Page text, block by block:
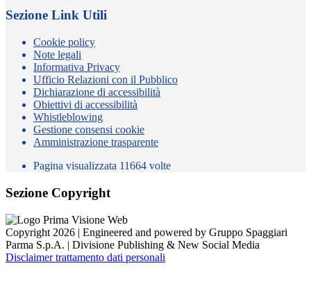
Sezione Link Utili
Cookie policy
Note legali
Informativa Privacy
Ufficio Relazioni con il Pubblico
Dichiarazione di accessibilità
Obiettivi di accessibilità
Whistleblowing
Gestione consensi cookie
Amministrazione trasparente
Pagina visualizzata 11664 volte
Sezione Copyright
Copyright 2026 | Engineered and powered by Gruppo Spaggiari
Parma S.p.A. | Divisione Publishing & New Social Media
Disclaimer trattamento dati personali